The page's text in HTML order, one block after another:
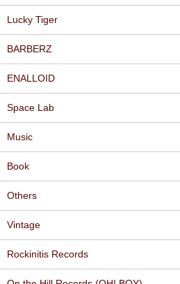
Lucky Tiger
BARBERZ
ENALLOID
Space Lab
Music
Book
Others
Vintage
Rockinitis Records